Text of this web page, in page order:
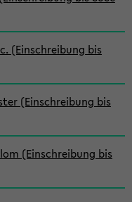
(Einschreibung bis
(Einschreibung bis
(Einschreibung bis